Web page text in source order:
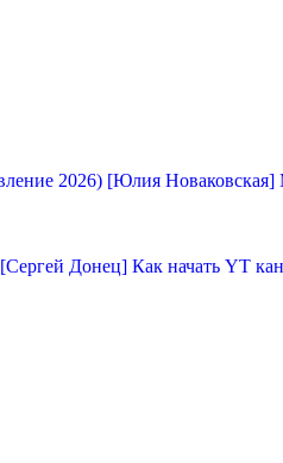
[Юлия Новаковская]
[Сергей Донец] Как начать YT